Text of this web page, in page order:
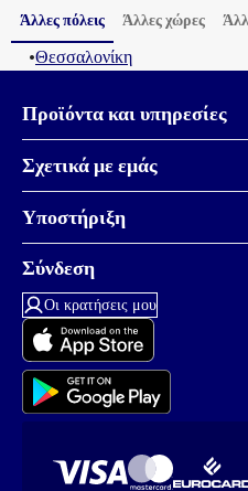
Άλλες πόλεις Άλλες χώρες
•Θεσσαλονίκη
Προϊόντα και υπηρεσίες
Σχετικά με εμάς
Υποστήριξη
Σύνδεση
Οι κρατήσεις μου